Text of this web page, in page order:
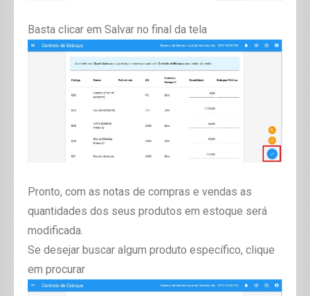
Basta clicar em Salvar no final da tela
Pronto, com as notas de compras e vendas as
quantidades dos seus produtos em estoque será
modificada.
Se desejar buscar algum produto específico, clique
em procurar